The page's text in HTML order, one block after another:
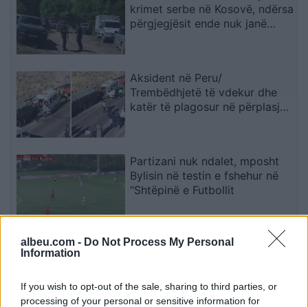
albeu.com - Do Not Process My Personal
Information
If you wish to opt-out of the sale, sharing to third parties, or
processing of your personal or sensitive information for
krimet serbe në Kosovë, ndërsa
përgjegjësit ende nuk janë
Aksident në Peru/
Trembëdhjetë të vdekur dhe
katër të plagosur në përplasjen
Partizani nuk ndalet, mposht
Bylisin në testin e fshehur në
“Shtëpinë e Futbollit
Mbetjet mortore në Zubin
trysni mbi Serbinë